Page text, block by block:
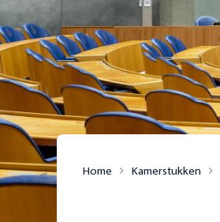
Home Kamerstukken